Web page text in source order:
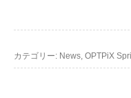
カテゴリー: News OPTPiX